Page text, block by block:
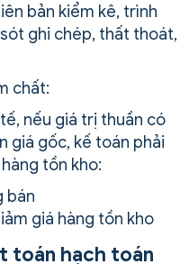
bản kiểm kê, trình
ghi chép, thất thoát,
chất:
nếu giá trị thuần có
giá gốc, kế toán phải
tồn kho:
bán
giá hàng tồn kho
toán hạch toán